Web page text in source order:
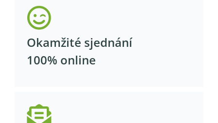
Okamžité sjednání
100% online